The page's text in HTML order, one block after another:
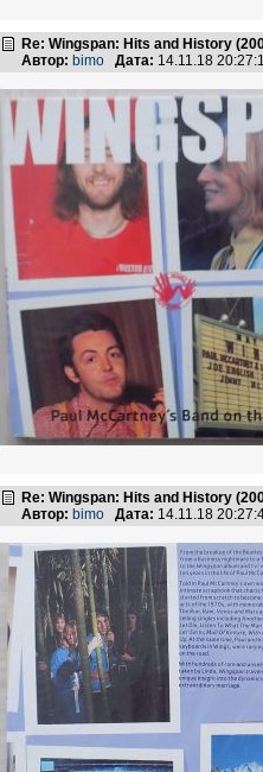
Re: Wingspan: Hits and History
Автор: bimo Дата: 14.11.18
Re: Wingspan: Hits and History
Автор: bimo Дата: 14.11.18